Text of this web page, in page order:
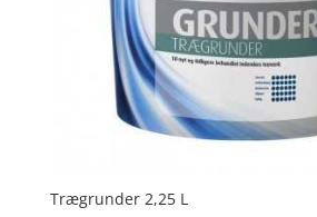
Trægrunder 2,25 L